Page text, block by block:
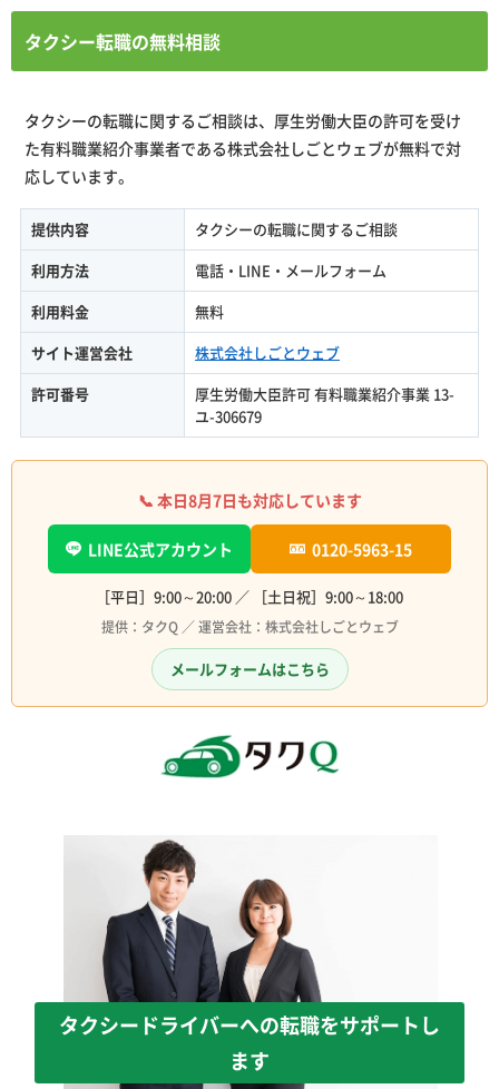
タクシー転職の無料相談
タクシーの転職に関するご相談は、厚生労働大臣の許可を受け
た有料職業紹介事業者である株式会社しごとウェブが無料で対
応しています。
提供内容
タクシーの転職に関するご相談
利用方法
電話・LINE・メールフォーム
利用料金
無料
サイト運営会社
株式会社しごとウェブ
許可番号
厚生労働大臣許可 有料職業紹介事業 13-
ユ-306679
📞 本日8月7日も対応しています
LINE公式アカウント 0120-5963-15
［平日］9:00～20:00 ／ ［土日祝］9:00～18:00
提供：タクQ ／ 運営会社：株式会社しごとウェブ
メールフォームはこちら
タクシードライバーへの転職をサポートし
ます